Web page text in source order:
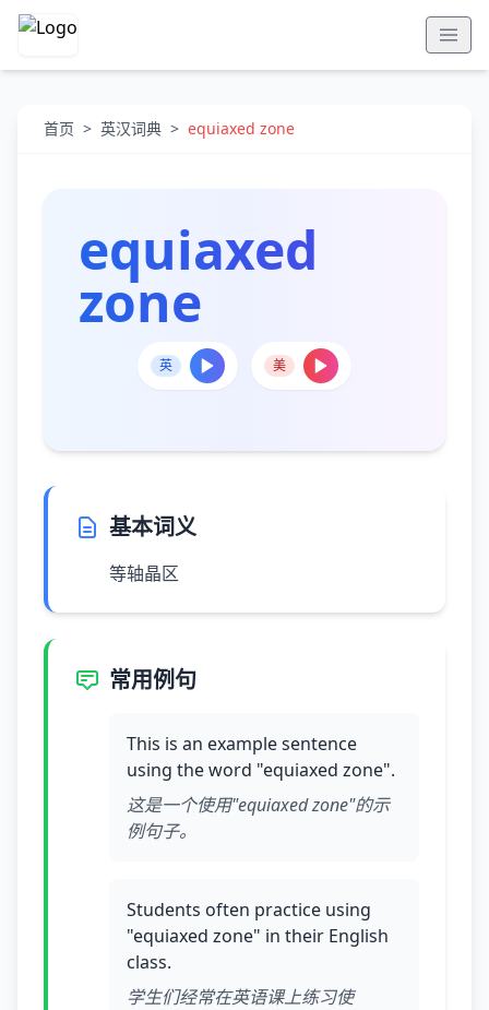
首页 > 英汉词典 > equiaxed zone
equiaxed
zone
英 美
基本词义
等轴晶区
常用例句
This is an example sentence
using the word "equiaxed zone".
这是一个使用"equiaxed zone"的示
例句子。
Students often practice using
"equiaxed zone" in their English
class.
学生们经常在英语课上练习使